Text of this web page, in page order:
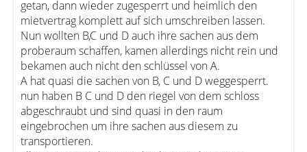
getan, dann wieder zugesperrt und heimlich den
mietvertrag komplett auf sich umschreiben lassen.
Nun wollten B,C und D auch ihre sachen aus dem
proberaum schaffen, kamen allerdings nicht rein und
bekamen auch nicht den schlüssel von A.
A hat quasi die sachen von B, C und D weggesperrt.
nun haben B C und D den riegel von dem schloss
abgeschraubt und sind quasi in den raum
eingebrochen um ihre sachen aus diesem zu
transportieren.